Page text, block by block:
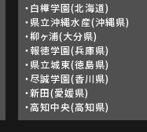
・白樺学園(北海道)
・県立沖縄水産(沖縄県)
・柳ヶ浦(大分県)
・報徳学園(兵庫県)
・県立城東(徳島県)
・尽誠学園(香川県)
・新田(愛媛県)
・高知中央(高知県)